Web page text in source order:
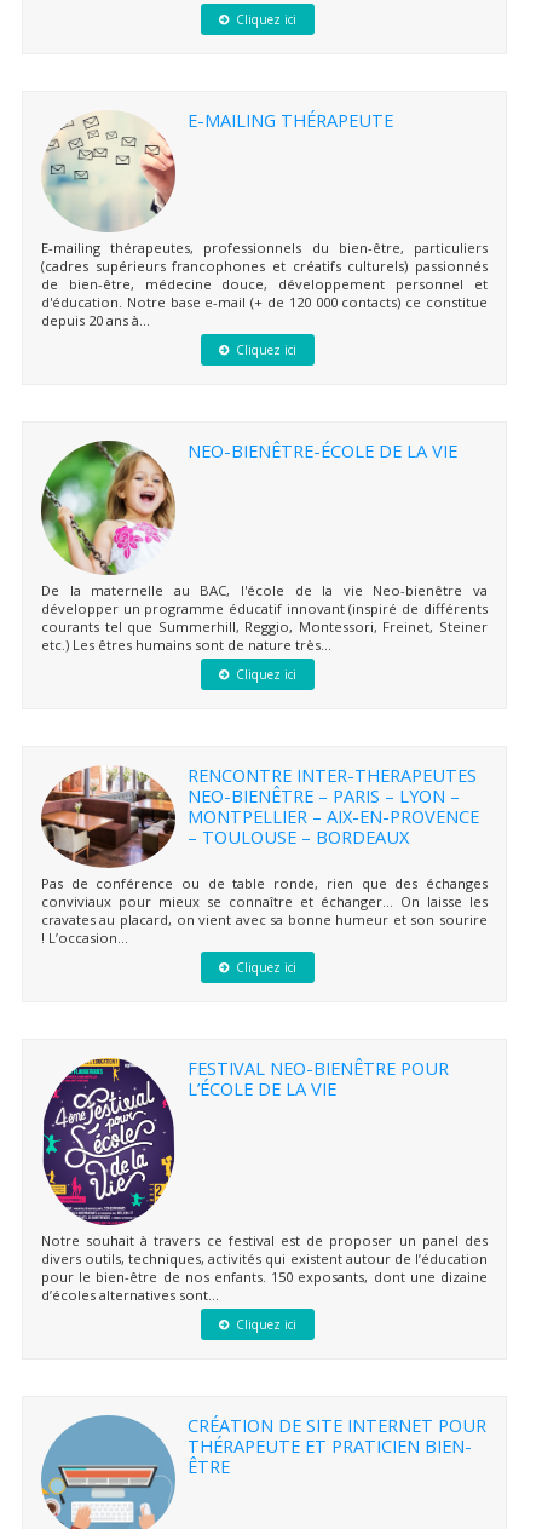
Cliquez ici
E-MAILING THÉRAPEUTE
E-mailing thérapeutes, professionnels du bien-être, particuliers
(cadres supérieurs francophones et créatifs culturels) passionnés
de bien-être, médecine douce, développement personnel et
d'éducation. Notre base e-mail (+ de 120 000 contacts) ce constitue
depuis 20 ans à...
Cliquez ici
NEO-BIENÊTRE-ÉCOLE DE LA VIE
De la maternelle au BAC, l'école de la vie Neo-bienêtre va
développer un programme éducatif innovant (inspiré de différents
courants tel que Summerhill, Reggio, Montessori, Freinet, Steiner
etc.) Les êtres humains sont de nature très...
Cliquez ici
RENCONTRE INTER-THERAPEUTES
NEO-BIENÊTRE – PARIS – LYON –
MONTPELLIER – AIX-EN-PROVENCE
– TOULOUSE – BORDEAUX
Pas de conférence ou de table ronde, rien que des échanges
conviviaux pour mieux se connaître et échanger… On laisse les
cravates au placard, on vient avec sa bonne humeur et son sourire
! L’occasion...
Cliquez ici
FESTIVAL NEO-BIENÊTRE POUR
L’ÉCOLE DE LA VIE
Notre souhait à travers ce festival est de proposer un panel des
divers outils, techniques, activités qui existent autour de l’éducation
pour le bien-être de nos enfants. 150 exposants, dont une dizaine
d’écoles alternatives sont...
Cliquez ici
CRÉATION DE SITE INTERNET POUR
THÉRAPEUTE ET PRATICIEN BIEN-
ÊTRE